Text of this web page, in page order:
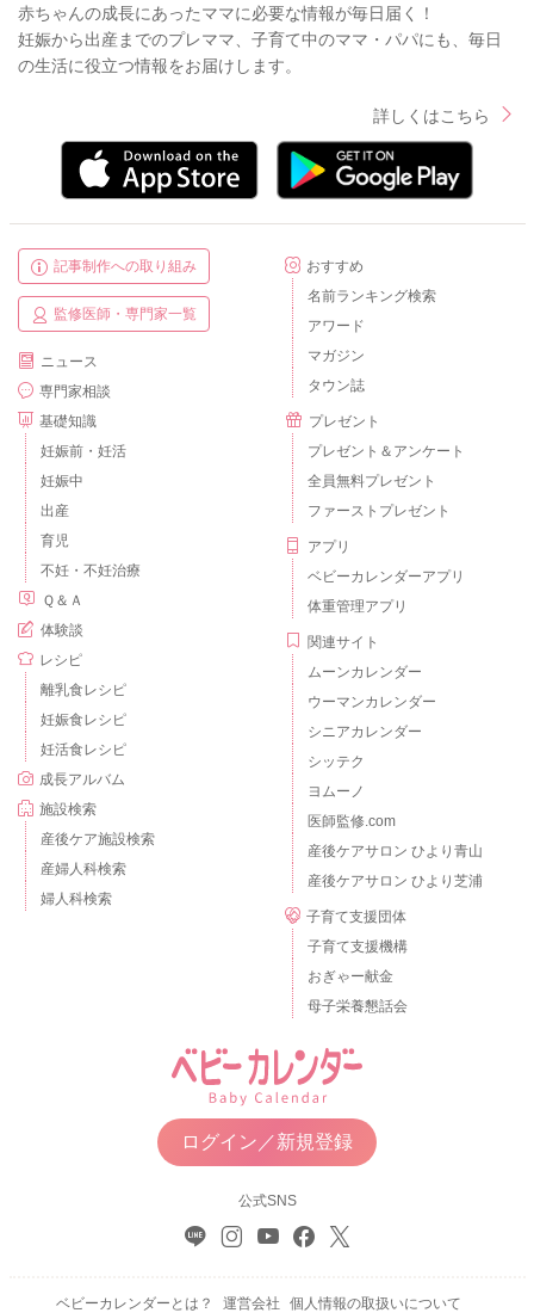
赤ちゃんの成長にあったママに必要な情報が毎日届く！
妊娠から出産までのプレママ、子育て中のママ・パパにも、毎日
の生活に役立つ情報をお届けします。
詳しくはこちら
記事制作への取り組み
監修医師・専門家一覧
ニュース
専門家相談
基礎知識
妊娠前・妊活
妊娠中
出産
育児
不妊・不妊治療
Ｑ＆Ａ
体験談
レシピ
離乳食レシピ
妊娠食レシピ
妊活食レシピ
成長アルバム
施設検索
産後ケア施設検索
産婦人科検索
婦人科検索
おすすめ
名前ランキング検索
アワード
マガジン
タウン誌
プレゼント
プレゼント＆アンケート
全員無料プレゼント
ファーストプレゼント
アプリ
ベビーカレンダーアプリ
体重管理アプリ
関連サイト
ムーンカレンダー
ウーマンカレンダー
シニアカレンダー
シッテク
ヨムーノ
医師監修.com
産後ケアサロン ひより青山
産後ケアサロン ひより芝浦
子育て支援団体
子育て支援機構
おぎゃー献金
母子栄養懇話会
ログイン／新規登録
公式SNS
ベビーカレンダーとは？ 運営会社 個人情報の取扱いについて